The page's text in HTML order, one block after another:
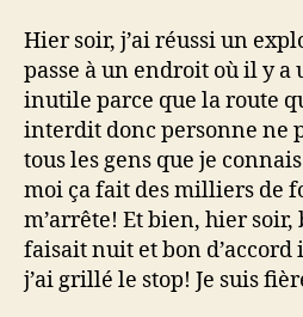
Hier soir, j’ai réussi un
passe à un endroit où il y a
inutile parce que la route
interdit donc personne ne
tous les gens que je
moi ça fait des milliers de
m’arrête! Et bien, hier soir,
faisait nuit et bon d’accord
j’ai grillé le stop! Je suis